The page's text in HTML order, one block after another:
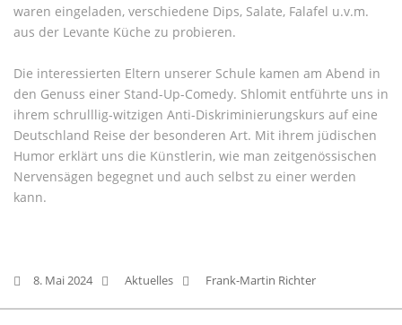
waren eingeladen, verschiedene Dips, Salate, Falafel u.v.m.
aus der Levante Küche zu probieren.
Die interessierten Eltern unserer Schule kamen am Abend in
den Genuss einer Stand-Up-Comedy. Shlomit entführte uns in
ihrem schrulllig-witzigen Anti-Diskriminierungskurs auf eine
Deutschland Reise der besonderen Art. Mit ihrem jüdischen
Humor erklärt uns die Künstlerin, wie man zeitgenössischen
Nervensägen begegnet und auch selbst zu einer werden
kann.
8. Mai 2024 Aktuelles Frank-Martin Richter